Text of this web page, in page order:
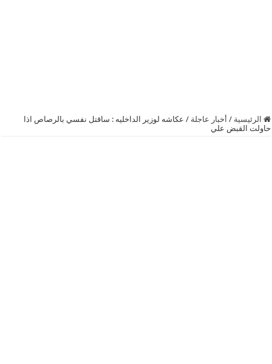
الرئيسية / أخبار عاجلة / عكاشه لوزير الداخليه : ساقتل نفسي بالرصاص اذا
حاولت القبض علي